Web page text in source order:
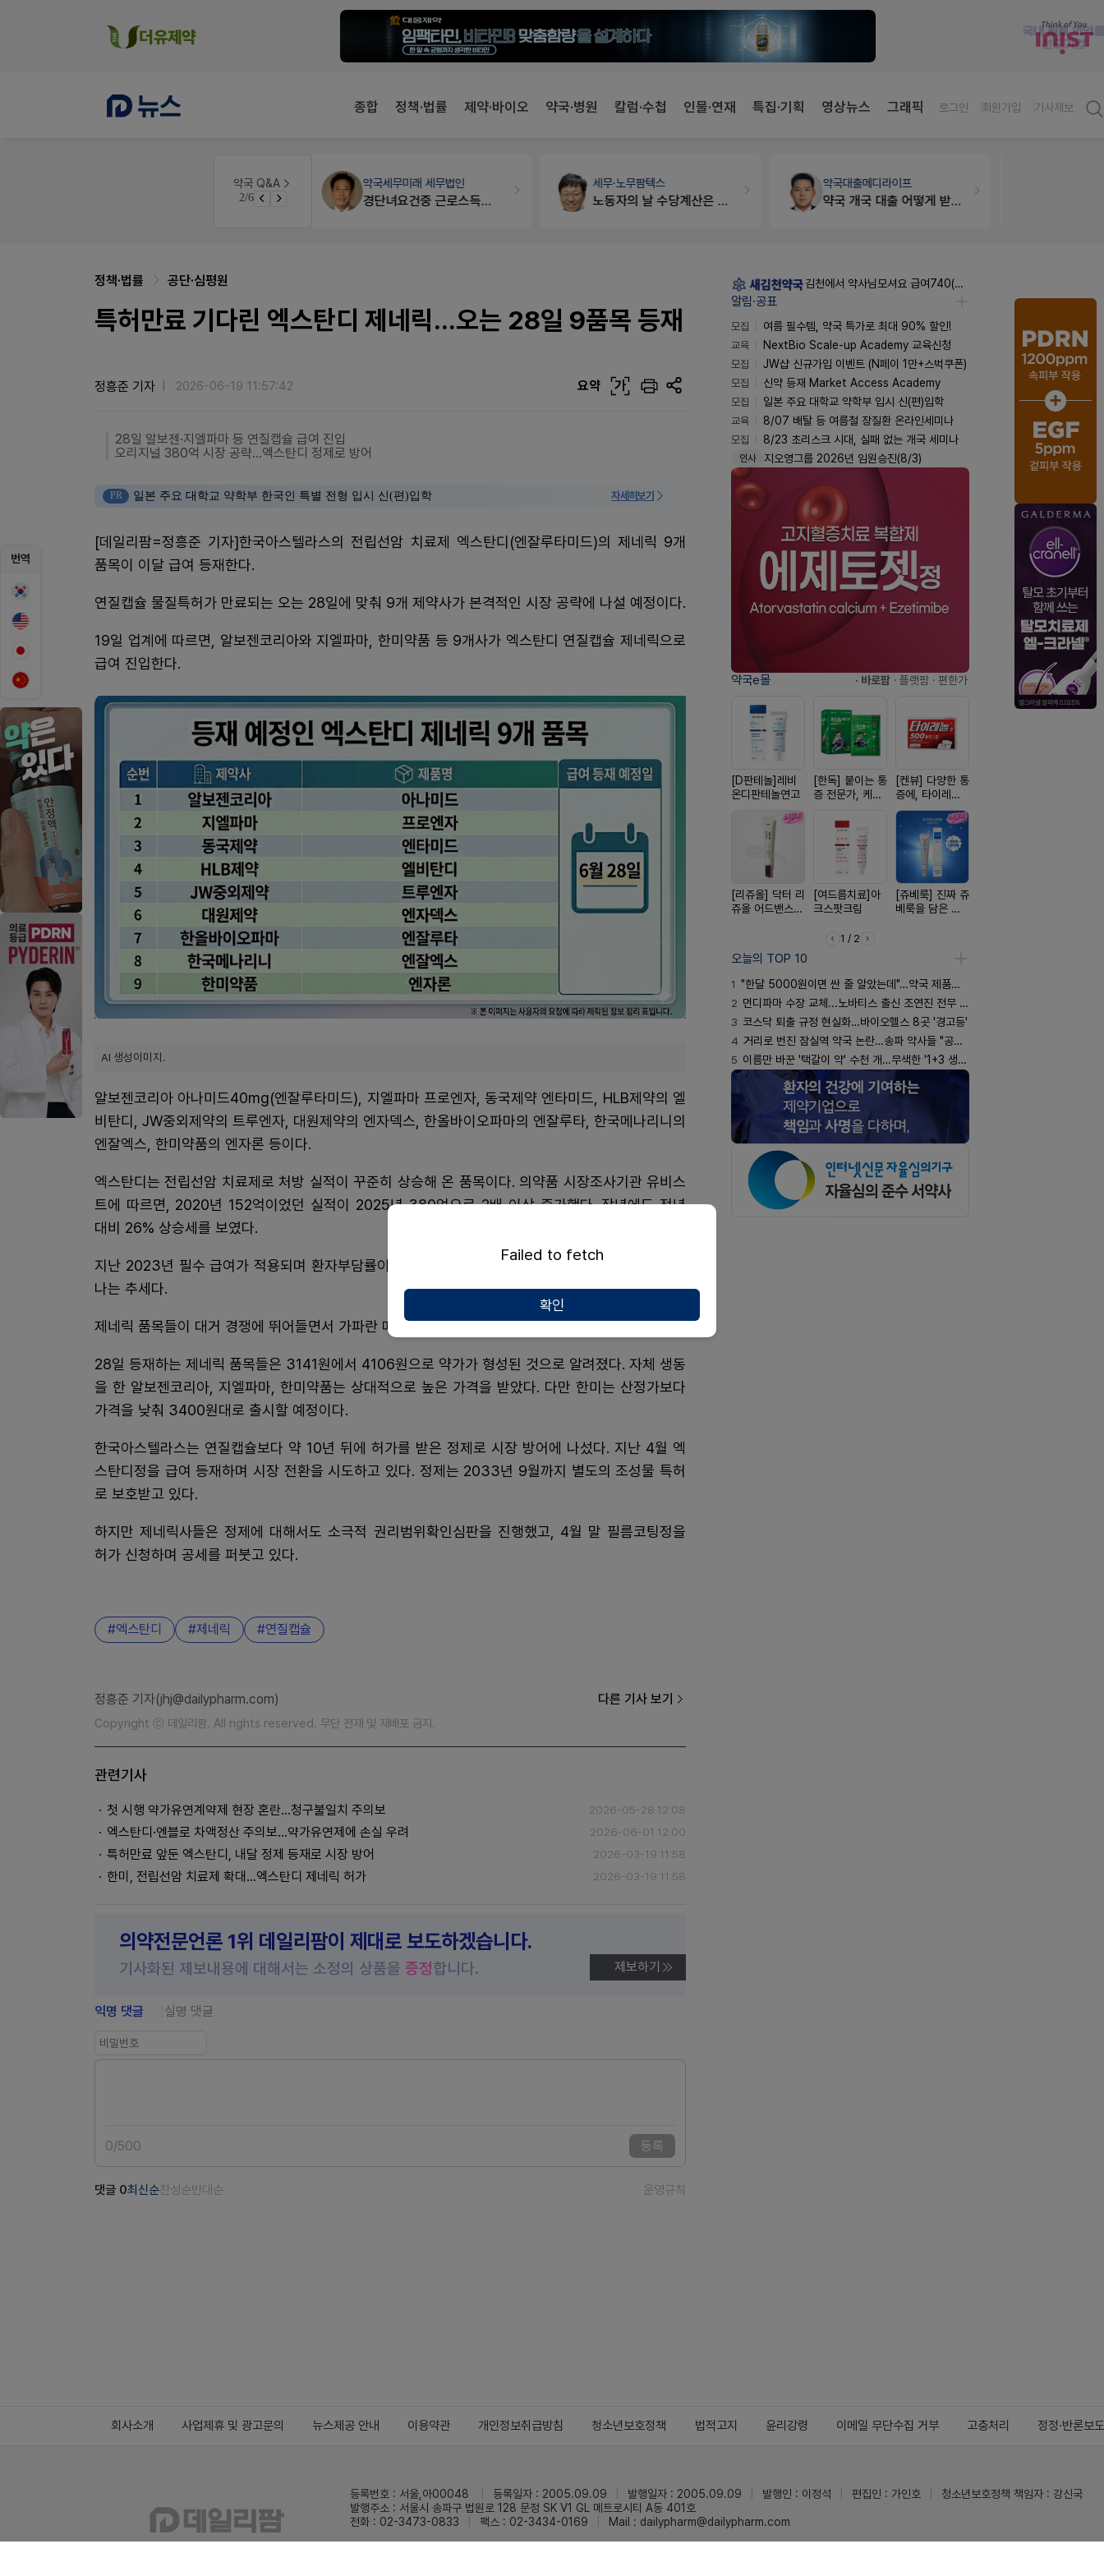
종합 정책·법률 제약·바이오 약국·병원 칼럼·수첩 인물·연재 특집·기획 영상뉴스 그래픽 로그인 회원가입 기사제보
약국 Q&A
2/6
생각자국 디자인 약국세무미래 세무법인
경단녀요건중 근로스득원천징수액
세무·노무팜텍스
노동자의 날 수당계산은 어떻게 되나요
약국대출메디라이프
약국 개국 대출 어떻게 받아야할지 어렵습니다
번역
정책·법률 공단·심평원
특허만료 기다린 엑스탄디 제네릭...오는 28일 9품목 등재
정흥준 기자 2026-06-19 11:57:42 요약 가
28일 알보젠·지엘파마 등 연질캡슐 급여 진입
오리지널 380억 시장 공략...엑스탄디 정제로 방어
PR 일본 주요 대학교 약학부 한국인 특별 전형 입시 신(편)입학 자세히보기
[데일리팜=정흥준 기자]한국아스텔라스의 전립선암 치료제 엑스탄디(엔잘루타미드)의 제네릭 9개
품목이 이달 급여 등재한다.
연질캡슐 물질특허가 만료되는 오는 28일에 맞춰 9개 제약사가 본격적인 시장 공략에 나설 예정이다.
19일 업계에 따르면, 알보젠코리아와 지엘파마, 한미약품 등 9개사가 엑스탄디 연질캡슐 제네릭으로
급여 진입한다.
AI 생성이미지.
알보젠코리아 아나미드40mg(엔잘루타미드), 지엘파마 프로엔자, 동국제약 엔타미드, HLB제약의 엘
비탄디, JW중외제약의 트루엔자, 대원제약의 엔자덱스, 한올바이오파마의 엔잘루타, 한국메나리니의
엔잘엑스, 한미약품의 엔자론 등이다.
엑스탄디는 전립선암 치료제로 처방 실적이 꾸준히 상승해 온 품목이다. 의약품 시장조사기관 유비스
트에 따르면, 2020년 152억이었던 실적이 2025년 380억으로 2배 이상 증가했다. 작년에도 전년
대비 26% 상승세를 보였다.
지난 2023년 필수 급여가 적용되며 환자부담률이 30%에서 5%로 낮아진 이후 사용량도 점차 늘어
나는 추세다.
제네릭 품목들이 대거 경쟁에 뛰어들면서 가파란 매출 상승세에도 제동이 걸릴 것으로 예상된다.
28일 등재하는 제네릭 품목들은 3141원에서 4106원으로 약가가 형성된 것으로 알려졌다. 자체 생동
을 한 알보젠코리아, 지엘파마, 한미약품는 상대적으로 높은 가격을 받았다. 다만 한미는 산정가보다
가격을 낮춰 3400원대로 출시할 예정이다.
한국아스텔라스는 연질캡슐보다 약 10년 뒤에 허가를 받은 정제로 시장 방어에 나섰다. 지난 4월 엑
스탄디정을 급여 등재하며 시장 전환을 시도하고 있다. 정제는 2033년 9월까지 별도의 조성물 특허
로 보호받고 있다.
하지만 제네릭사들은 정제에 대해서도 소극적 권리범위확인심판을 진행했고, 4월 말 필름코팅정을
허가 신청하며 공세를 퍼붓고 있다.
엑스탄디 제네릭 연질캡슐
정흥준 기자(jhj@dailypharm.com) 다른 기사 보기
Copyright ⓒ 데일리팜. All rights reserved. 무단 전재 및 재배포 금지.
관련기사
첫 시행 약가유연계약제 현장 혼란…청구불일치 주의보 2026-05-28 12:08
엑스탄디·엔블로 차액정산 주의보…약가유연제에 손실 우려 2026-06-01 12:00
특허만료 앞둔 엑스탄디, 내달 정제 등재로 시장 방어 2026-03-19 11:58
한미, 전립선암 치료제 확대…엑스탄디 제네릭 허가 2026-03-19 11:58
의약전문언론 1위 데일리팜이 제대로 보도하겠습니다.
기사화된 제보내용에 대해서는 소정의 상품을 증정합니다. 제보하기
익명 댓글 실명 댓글
0/500 등록
댓글 0최신순찬성순반대순 운영규칙
김천에서 약사님모셔요 급여740(퇴직금선지급시실수령800),KTXSRT김천구미역있음
알림·공표
모집
여름 필수템, 약국 특가로 최대 90% 할인!
교육
NextBio Scale-up Academy 교육신청
모집
JW샵 신규가입 이벤트 (N페이 1만+스벅쿠폰)
모집
신약 등재 Market Access Academy
모집
일본 주요 대학교 약학부 입시 신(편)입학
교육
8/07 배탈 등 여름철 장질환 온라인세미나
모집
8/23 초리스크 시대, 실패 없는 개국 세미나
인사 지오영그룹 2026년 임원승진(8/3)
약국e몰 · 바로팜 · 플랫팜 · 편한가
[D판테놀]레비
온디판테놀연고
[한독] 붙이는 통
증 전문가, 케토
스타(쿨) 40매
[켄뷰] 다양한 통
증에, 타이레놀
정 500mg 10
[리쥬올] 닥터 리
쥬올 어드밴스드
[여드름치료]아
크스팟크림
[쥬베룩] 진짜 쥬
베룩을 담은 약
1 / 2
오늘의 TOP 10
1 "한달 5000원이면 싼 줄 알았는데"…약국 제품과 비교해보니
2 먼디파마 수장 교체...노바티스 출신 조연진 전무 내정
3 코스닥 퇴출 규정 현실화…바이오헬스 8곳 '경고등'
4 거리로 번진 잠실역 약국 논란…송파 약사들 "공공성 훼손"
5 이름만 바꾼 '택갈이 약' 수천 개…무색한 '1+3 생동'
회사소개 사업제휴 및 광고문의 뉴스제공 안내 이용약관 개인정보취급방침 청소년보호정책 법적고지 윤리강령 이메일 무단수집 거부 고충처리 정정·반론보도
등록번호 : 서울,아00048 등록일자 : 2005.09.09 발행일자 : 2005.09.09 발행인 : 이정석 편집인 : 가인호
청소년보호정책 책임자 : 강신국
발행주소 : 서울시 송파구 법원로 128 문정 SK V1 GL 메트로시티 A동 401호
전화 : 02-3473-0833
팩스 : 02-3434-0169 Mail : dailypharm@dailypharm.com
Failed to fetch
확인